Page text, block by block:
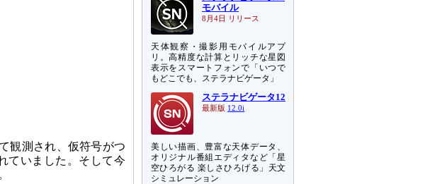
観測され、仮符号がつ
ていました。そして今
モバイル
8月4日 リリース
天体観察・撮影用モバイルアプ
リ。高精度な計算とリッチな星図
表示をスマートフォンで「いつで
もどこでも、ステラナビゲータ」
ステラナビゲータ12
最新版 12.0i
美しい描画、豊富な天体データ、
オリジナル番組エディタなど「星
空ひろがる 楽しさひろげる」天文
シミュレーション